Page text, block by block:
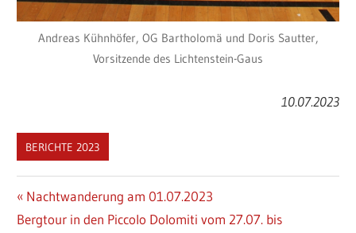
Andreas Kühnhöfer, OG Bartholomä und Doris Sautter,
Vorsitzende des Lichtenstein-Gaus
10.07.2023
BERICHTE 2023
Beitragsnavigation
Vorheriger
Beitrag:
Nachtwanderung am 01.07.2023
Nächster
Bergtour in den Piccolo Dolomiti vom 27.07. bis